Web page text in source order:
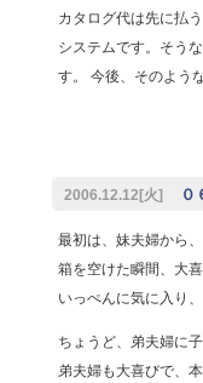
カタログ代は先に払
システムです。そう
す。 今後、そのよう
2006.12.12[火]
最初は、妹夫婦から
箱を空けた瞬間、大
いっぺんに気に入り
ちょうど、弟夫婦に
弟夫婦も大喜びで、